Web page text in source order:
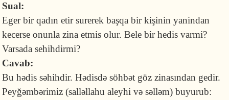
Sual:
Eger bir qadın etir surerek başqa bir kişinin yanindan
kecerse onunla zina etmis olur. Bele bir hedis varmi?
Varsada sehihdirmi?
Cavab:
Bu hədis səhihdir. Hədisdə söhbət göz zinasından gedir.
Peyğəmbərimiz (salləllahu aleyhi və səlləm) buyurub: